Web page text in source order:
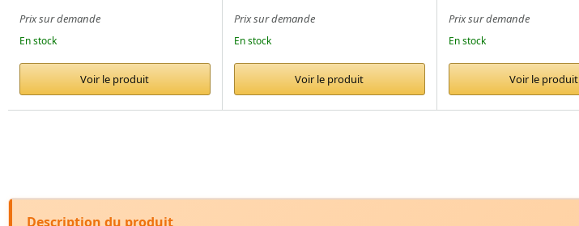
Prix sur demande
En stock
Voir le produit
Prix sur demande
En stock
Voir le produit
Prix sur demande
En stock
Voir le produit
Description du produit